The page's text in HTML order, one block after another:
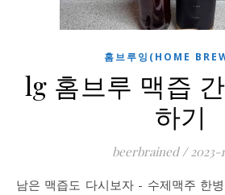
홈브루잉(HOME
lg 홈브루 맥즙
하기
beerbrained / 2023-
남은 맥즙도 다시보자 - 수제맥주 한병더 만들기, 라들러만들